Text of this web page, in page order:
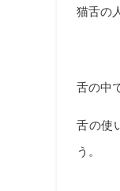
猫舌の
舌の中
舌の使
う。